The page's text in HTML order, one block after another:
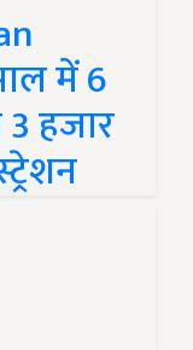
में 6
हजार